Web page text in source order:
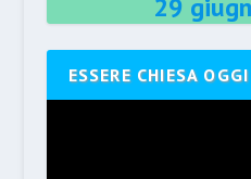
ESSERE CHIESA OGGI